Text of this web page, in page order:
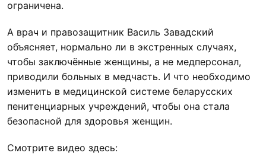
ограничена.
А врач и правозащитник Василь Завадский
объясняет, нормально ли в экстренных случаях,
чтобы заключённые женщины, а не медперсонал,
приводили больных в медчасть. И что необходимо
изменить в медицинской системе беларусских
пенитенциарных учреждений, чтобы она стала
безопасной для здоровья женщин.
Смотрите видео здесь: